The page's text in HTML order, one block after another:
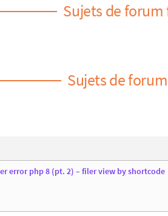
Sujets de forum
Sujets de
error php 8 (pt. 2) – filer view by shortcode